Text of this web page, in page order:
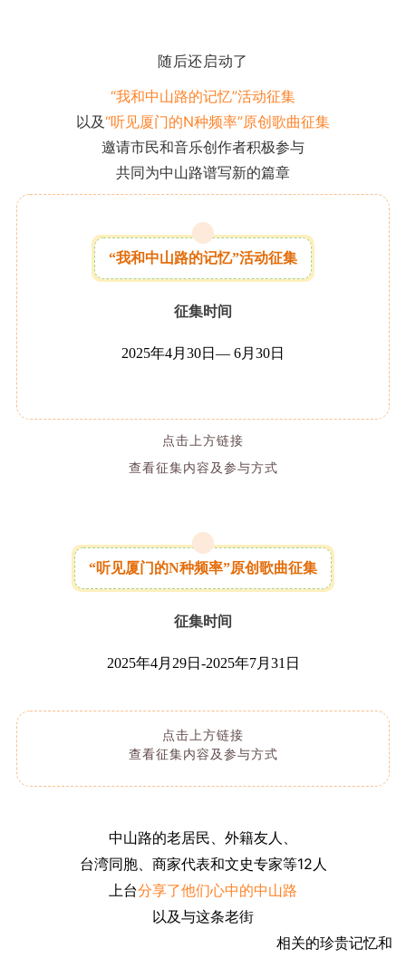
随后还启动了
“我和中山路的记忆”活动征集
以及“听见厦门的N种频率”原创歌曲征集
邀请市民和音乐创作者积极参与
共同为中山路谱写新的篇章
“我和中山路的记忆”活动征集
征集时间
2025年4月30日— 6月30日
点击上方链接
查看征集内容及参与方式
“听见厦门的N种频率”原创歌曲征集
征集时间
2025年4月29日-2025年7月31日
点击上方链接
查看征集内容及参与方式
中山路的老居民、外籍友人、
台湾同胞、商家代表和文史专家等12人
上台分享了他们心中的中山路
以及与这条老街
相关的珍贵记忆和